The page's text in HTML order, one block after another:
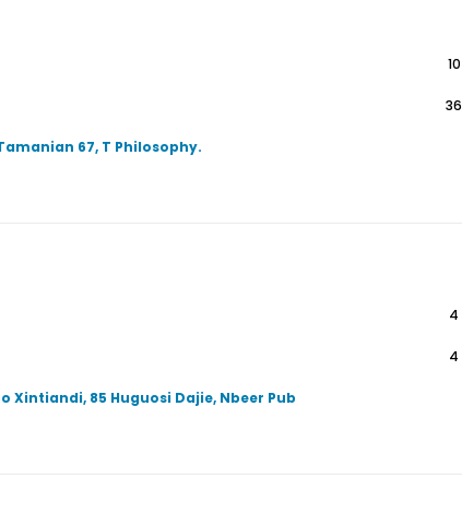
10
36
67, T Philosophy.
4
4
Xintiandi, 85 Huguosi Dajie, Nbeer Pub